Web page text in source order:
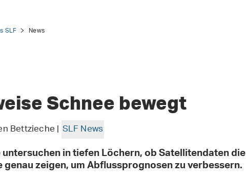
SLF News
Schnee bewegt
Bettzieche | SLF News
in tiefen Löchern, ob Satellitendaten die
zeigen, um Abflussprognosen zu verbessern.